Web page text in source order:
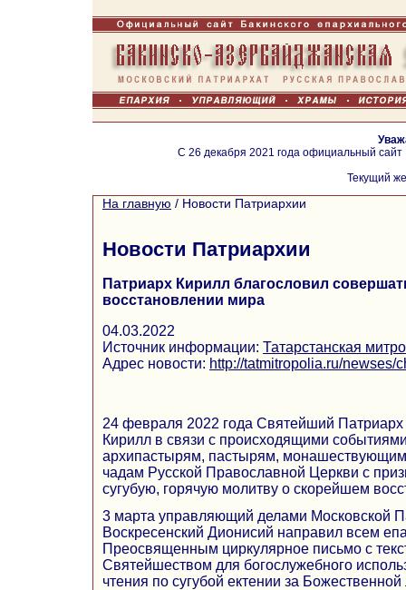
С 26 декабря 2021 года официальный
Текущий
На главную / Новости Патриархии
Новости Патриархии
Патриарх Кирилл благословил
восстановлении мира
04.03.2022
Источник информации: Татарстанская
Адрес новости: http://tatmitropolia.ru/newses/
24 февраля 2022 года Святейший
Кирилл в связи с происходящими
архипастырям, пастырям,
чадам Русской Православной Церкви с
сугубую, горячую молитву о скорейшем
3 марта управляющий делами Московской
Воскресенский Дионисий направил всем
Преосвященным циркулярное письмо с
Святейшеством для богослужебного
чтения по сугубой ектении за Божественной